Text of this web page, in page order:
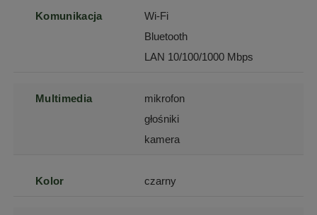
Komunikacja
Wi-Fi
Bluetooth
LAN 10/100/1000 Mbps
Multimedia
mikrofon
głośniki
kamera
Kolor czarny